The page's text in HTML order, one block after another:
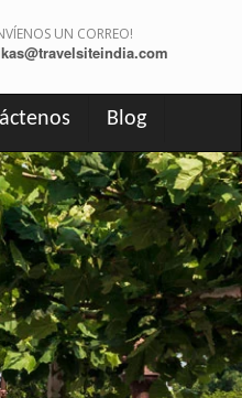
UN CORREO!
Blog